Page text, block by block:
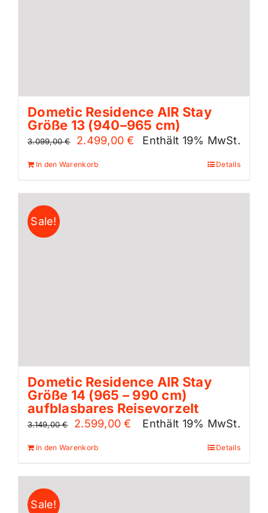
Dometic Residence AIR Stay
Größe 13 (940–965 cm)
3.099,00€
Ursprünglicher
3.099,00 €
2.499,00€ Aktueller
2.499,00 €.
Enthält 19% MwSt.
In den Warenkorb Details
Sale!
Dometic Residence AIR Stay
Größe 14 (965 – 990 cm)
aufblasbares Reisevorzelt
3.149,00€
Ursprünglicher
3.149,00 €
2.599,00€ Aktueller
2.599,00 €.
Enthält 19% MwSt.
In den Warenkorb Details
Sale!